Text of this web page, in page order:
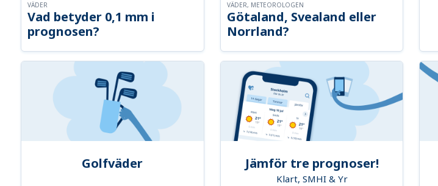
Vad betyder 0,1 mm i
prognosen?
VÄDER
Götaland, Svealand eller
Norrland?
VÄDER, METEOROLOGEN
Golfväder Jämför tre prognoser!
Klart, SMHI & Yr